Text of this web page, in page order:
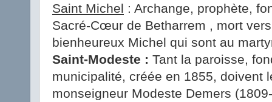
Saint Michel : Archange, prophète,
Sacré-Cœur de Betharrem , mort
bienheureux Michel qui sont au
Saint-Modeste : Tant la paroisse,
municipalité, créée en 1855, doivent
monseigneur Modeste Demers